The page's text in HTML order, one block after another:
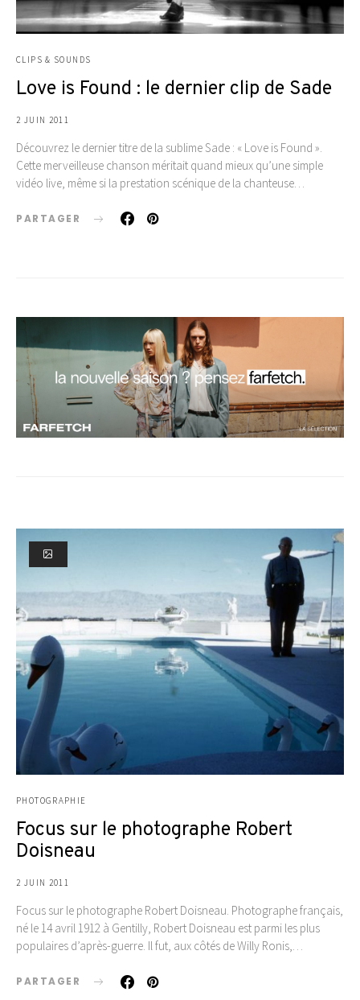
CLIPS & SOUNDS
Love is Found : le dernier clip de Sade
2 JUIN 2011
Découvrez le dernier titre de la sublime Sade : « Love is Found ».
Cette merveilleuse chanson méritait quand mieux qu’une simple
vidéo live, même si la prestation scénique de la chanteuse…
PARTAGER
PHOTOGRAPHIE
Focus sur le photographe Robert
Doisneau
2 JUIN 2011
Focus sur le photographe Robert Doisneau. Photographe français,
né le 14 avril 1912 à Gentilly, Robert Doisneau est parmi les plus
populaires d’après-guerre. Il fut, aux côtés de Willy Ronis,…
PARTAGER